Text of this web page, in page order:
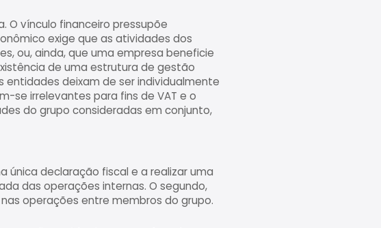
O vínculo financeiro pressupõe
exige que as atividades dos
ou, ainda, que uma empresa beneficie
de uma estrutura de gestão
entidades deixam de ser individualmente
se irrelevantes para fins de VAT e o
do grupo consideradas em conjunto,
única declaração fiscal e a realizar uma
das operações internas. O segundo,
operações entre membros do grupo.